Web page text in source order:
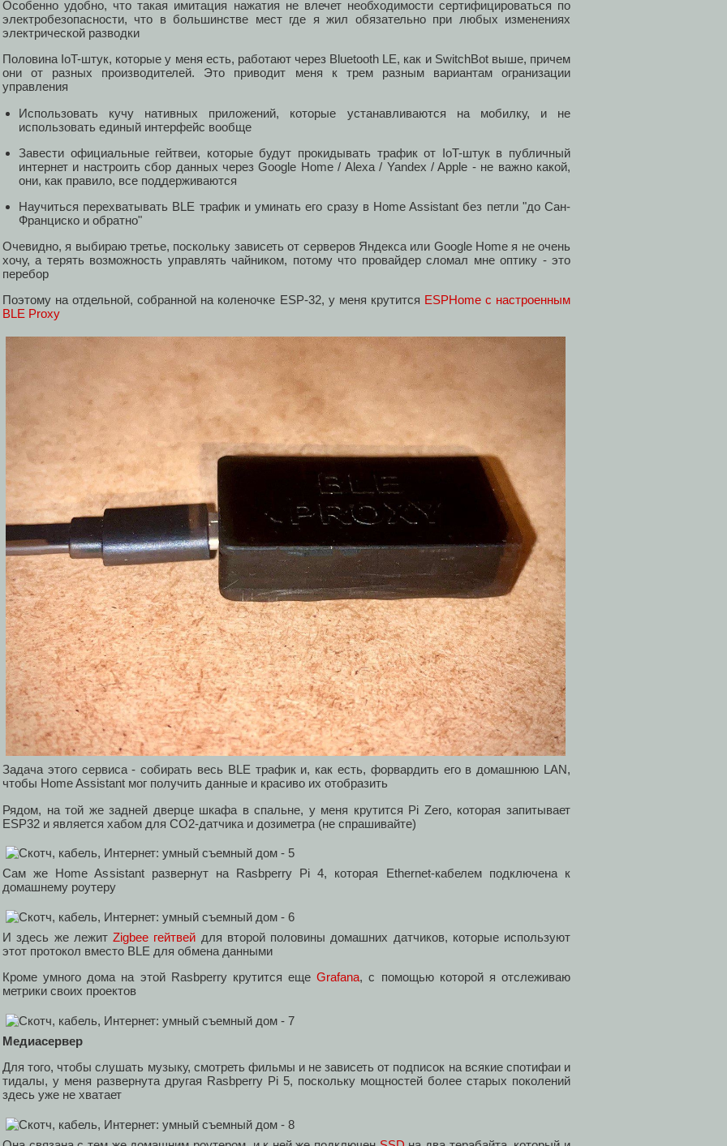
Особенно удобно, что такая имитация нажатия не влечет необходимости сертифицироваться по
электробезопасности, что в большинстве мест где я жил обязательно при любых изменениях
электрической разводки
Половина IoT-штук, которые у меня есть, работают через Bluetooth LE, как и SwitchBot выше, причем
они от разных производителей. Это приводит меня к трем разным вариантам огранизации
управления
Использовать кучу нативных приложений, которые устанавливаются на мобилку, и не
использовать единый интерфейс вообще
Завести официальные гейтвеи, которые будут прокидывать трафик от IoT-штук в публичный
интернет и настроить сбор данных через Google Home / Alexa / Yandex / Apple - не важно какой,
они, как правило, все поддерживаются
Научиться перехватывать BLE трафик и уминать его сразу в Home Assistant без петли "до Сан-
Франциско и обратно"
Очевидно, я выбираю третье, поскольку зависеть от серверов Яндекса или Google Home я не очень
хочу, а терять возможность управлять чайником, потому что провайдер сломал мне оптику - это
перебор
Поэтому на отдельной, собранной на коленочке ESP-32, у меня крутится ESPHome с настроенным
BLE Proxy
Задача этого сервиса - собирать весь BLE трафик и, как есть, форвардить его в домашнюю LAN,
чтобы Home Assistant мог получить данные и красиво их отобразить
Рядом, на той же задней дверце шкафа в спальне, у меня крутится Pi Zero, которая запитывает
ESP32 и является хабом для CO2-датчика и дозиметра (не спрашивайте)
Сам же Home Assistant развернут на Rasbperry Pi 4, которая Ethernet-кабелем подключена к
домашнему роутеру
И здесь же лежит Zigbee гейтвей для второй половины домашних датчиков, которые используют
этот протокол вместо BLE для обмена данными
Кроме умного дома на этой Rasbperry крутится ещеGrafana, с помощью которой я отслеживаю
метрики своих проектов
Медиасервер
Для того, чтобы слушать музыку, смотреть фильмы и не зависеть от подписок на всякие спотифаи и
тидалы, у меня развернута другая Rasbperry Pi 5, поскольку мощностей более старых поколений
здесь уже не хватает